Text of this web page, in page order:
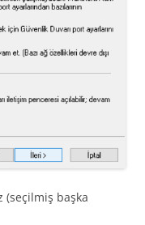
(seçilmiş başka